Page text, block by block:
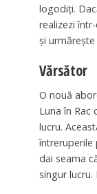
logodiți.
realizezi
și
Vărsător
O nouă
Luna în Rac
lucru.
întreruperile
dai seama
singur